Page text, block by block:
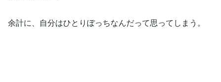
余計に、自分はひとりぼっちなんだって思ってしまう。